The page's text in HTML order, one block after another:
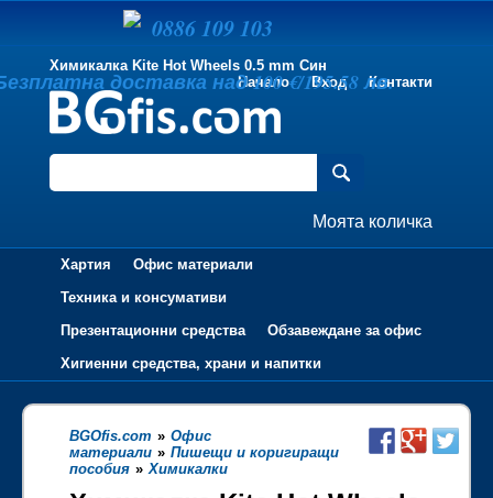
Химикалка Kite Hot Wheels 0.5 mm Син
Начало
Вход Контакти
Моята количка
Хартия
Офис материали
Техника и консумативи
Презентационни средства
Обзавеждане за офис
Хигиенни средства, храни и напитки
BGOfis.com » Офис
материали » Пишещи и коригиращи
пособия » Химикалки
0886 109 103
доставка над 100 €/195.58 лв.